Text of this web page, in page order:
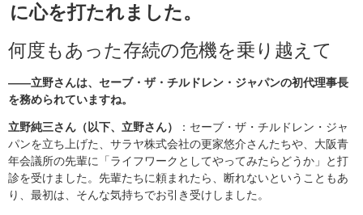
に心を打たれました。
何度もあった存続の危機を乗り越えて
――立野さんは、セーブ・ザ・チルドレン・ジャパンの初代理事長
を務められていますね。
立野純三さん（以下、立野さん）
：セーブ・ザ・チルドレン・ジャ
パンを立ち上げた、サラヤ株式会社の更家悠介さんたちや、大阪青
年会議所の先輩に「ライフワークとしてやってみたらどうか」と打
診を受けました。先輩たちに頼まれたら、断れないということもあ
り、最初は、そんな気持ちでお引き受けしました。